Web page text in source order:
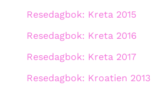
Resedagbok: Kreta 2015
Resedagbok: Kreta 2016
Resedagbok: Kreta 2017
Resedagbok: Kroatien 2013